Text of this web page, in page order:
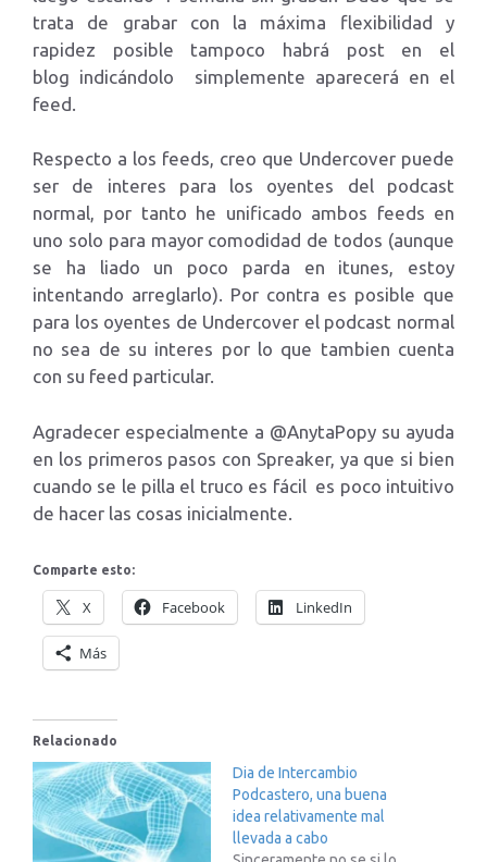
trata de grabar con la máxima flexibilidad y
rapidez posible tampoco habrá post en el
blog indicándolo simplemente aparecerá en el
feed.
Respecto a los feeds, creo que Undercover puede
ser de interes para los oyentes del podcast
normal, por tanto he unificado ambos feeds en
uno solo para mayor comodidad de todos (aunque
se ha liado un poco parda en itunes, estoy
intentando arreglarlo). Por contra es posible que
para los oyentes de Undercover el podcast normal
no sea de su interes por lo que tambien cuenta
con su feed particular.
Agradecer especialmente a @AnytaPopy su ayuda
en los primeros pasos con Spreaker, ya que si bien
cuando se le pilla el truco es fácil es poco intuitivo
de hacer las cosas inicialmente.
Comparte esto:
X Facebook LinkedIn
Más
Relacionado
Dia de Intercambio
Podcastero, una buena
idea relativamente mal
llevada a cabo